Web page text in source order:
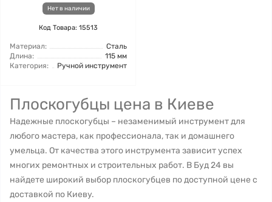
Нет в наличии
Код Товара: 15513
Материал:
Сталь
Длина:
115 мм
Категория:
Ручной инструмент
Плоскогубцы цена в Киеве
Надежные плоскогубцы – незаменимый инструмент для
любого мастера, как профессионала, так и домашнего
умельца. От качества этого инструмента зависит успех
многих ремонтных и строительных работ. В Буд 24 вы
найдете широкий выбор плоскогубцев по доступной цене с
доставкой по Киеву.